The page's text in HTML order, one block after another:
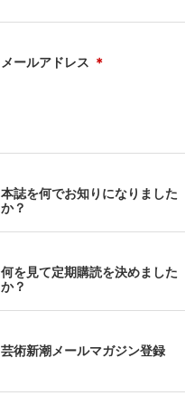
メールアドレス ＊
本誌を何でお知りになりました
か？
何を見て定期購読を決めました
か？
芸術新潮メールマガジン登録